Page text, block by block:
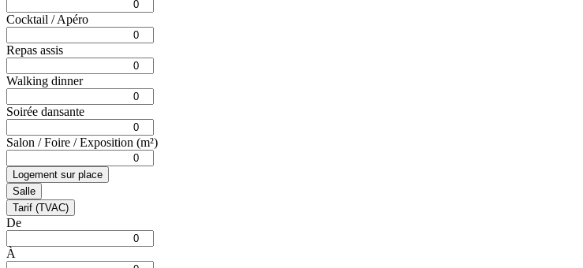
Cocktail / Apéro
Repas assis
Walking dinner
Soirée dansante
Salon / Foire / Exposition (m²)
Logement sur place
Salle
Tarif (TVAC)
De
À